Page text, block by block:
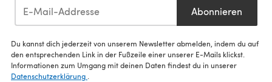
Abonnieren
Du kannst dich jederzeit von unserem Newsletter abmelden, indem du auf
den entsprechenden Link in der Fußzeile einer unserer E-Mails klickst.
Informationen zum Umgang mit deinen Daten findest du in unserer
Datenschutzerklärung